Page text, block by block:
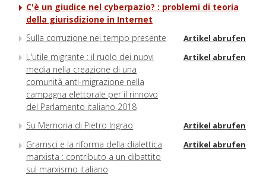
C'è un giudice nel cyberpazio? : problemi di teoria
della giurisdizione in Internet
Sulla corruzione nel tempo presente
Artikel abrufen
L'utile migrante : il ruolo dei nuovi
media nella creazione di una
comunità anti-migrazione nella
campagna elettorale per il rinnovo
del Parlamento italiano 2018
Artikel abrufen
Su Memoria di Pietro Ingrao Artikel abrufen
Gramsci e la riforma della dialettica
marxista : contributo a un dibattito
sul marxismo italiano
Artikel abrufen